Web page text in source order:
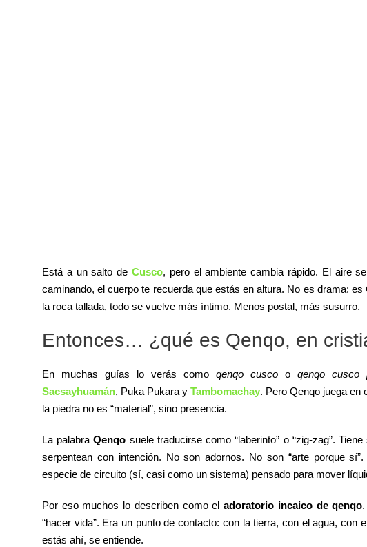
Está a un salto de Cusco, pero el ambiente cambia rápido. El aire
caminando, el cuerpo te recuerda que estás en altura. No es drama:
la roca tallada, todo se vuelve más íntimo. Menos postal, más susurro.
Entonces… ¿qué es Qenqo, en
En muchas guías lo verás como qenqo cuscoo qenqo cusco
Sacsayhuamán, Puka Pukara yTambomachay. Pero Qenqo juega en
la piedra no es “material”, sino presencia.
La palabraQenqo suele traducirse como “laberinto” o “zig-zag”.
serpentean con intención. No son adornos. No son “arte porque
especie de circuito (sí, casi como un sistema) pensado para mover
Por eso muchos lo describen como eladoratorio incaico de qenqo
“hacer vida”. Era un punto de contacto: con la tierra, con el agua, con
estás ahí, se entiende.